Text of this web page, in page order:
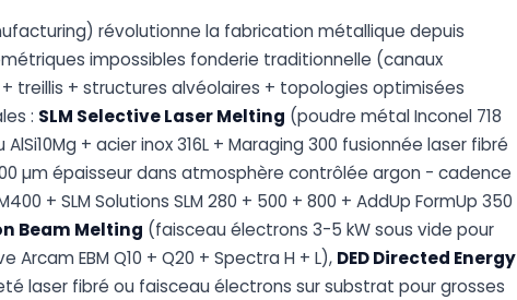
révolutionne la fabrication métallique depuis
impossibles fonderie traditionnelle (canaux
treillis + structures alvéolaires + topologies optimisées
: SLM Selective Laser Melting (poudre métal Inconel 718
+ acier inox 316L + Maraging 300 fusionnée laser fibré
µm épaisseur dans atmosphère contrôlée argon - cadence
+ SLM Solutions SLM 280 + 500 + 800 + AddUp FormUp 350
Beam Melting (faisceau électrons 3-5 kW sous vide pour
EBM Q10 + Q20 + Spectra H + L), DED Directed Energy
laser fibré ou faisceau électrons sur substrat pour grosses